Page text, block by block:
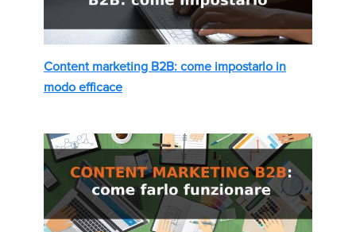
Content marketing B2B: come impostarlo in
modo efficace